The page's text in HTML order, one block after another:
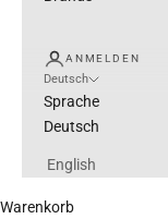
ANMELDEN
Deutsch
Sprache
Deutsch
English
Warenkorb